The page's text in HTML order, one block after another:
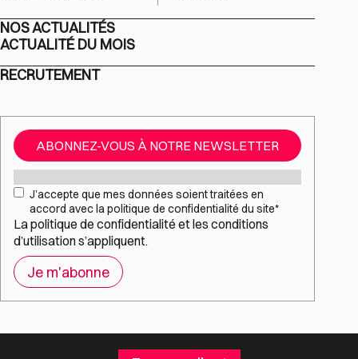
NOS ACTUALITÉS
ACTUALITÉ DU MOIS
RECRUTEMENT
ABONNEZ-VOUS À NOTRE NEWSLETTER
RGPD*
J’accepte que mes données soient traitées en
accord avec la politique de confidentialité du site*
Lapolitique de confidentialité et les conditions
d’utilisations’appliquent.